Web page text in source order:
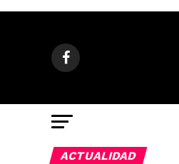
ACTUALIDAD